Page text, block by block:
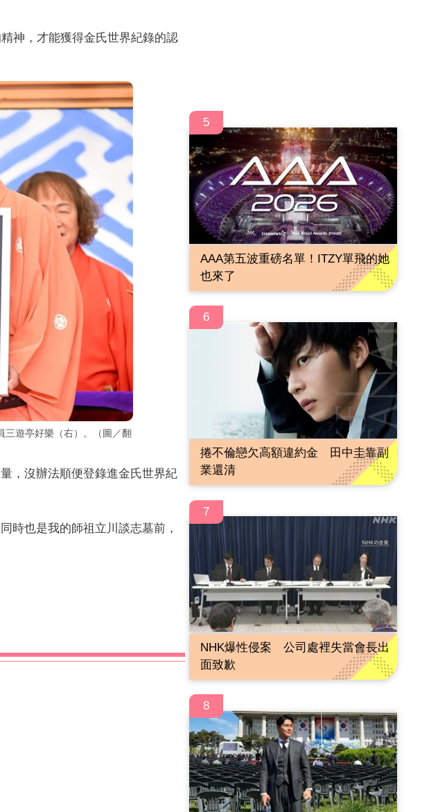
神，才能獲得金氏世界紀錄的認
三遊亭好樂（右）。（圖／翻
，沒辦法順便登錄進金氏世界紀
時也是我的師祖立川談志墓前，
5
AAA第五波重磅名單！ITZY單飛的她
也來了
6
捲不倫戀欠高額違約金 田中圭靠副
業還清
7
NHK爆性侵案 公司處裡失當會長出
面致歉
8